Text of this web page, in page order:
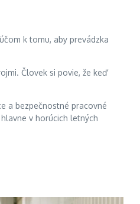
k tomu, aby prevádzka
Človek si povie, že keď
a bezpečnostné pracovné
v horúcich letných